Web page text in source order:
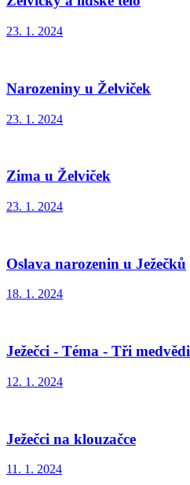
23. 1. 2024
Narozeniny u Želviček
23. 1. 2024
Zima u Želviček
23. 1. 2024
Oslava narozenin u Ježečků
18. 1. 2024
Ježečci - Téma - Tři medvědi
12. 1. 2024
Ježečci na klouzačce
11. 1. 2024